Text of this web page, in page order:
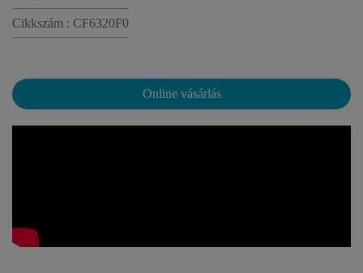
Cikkszám : CF6320F0
Online vásárlás